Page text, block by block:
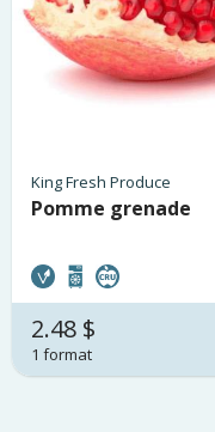
King Fresh Produce
Pomme grenade
2.48 $
1 format